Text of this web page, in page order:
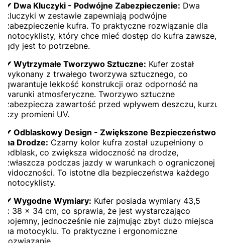
✔ Dwa Kluczyki - Podwójne Zabezpieczenie: Dwa
kluczyki w zestawie zapewniają podwójne
zabezpieczenie kufra. To praktyczne rozwiązanie dla
motocyklisty, który chce mieć dostęp do kufra zawsze,
gdy jest to potrzebne.
✔ Wytrzymałe Tworzywo Sztuczne: Kufer został
wykonany z trwałego tworzywa sztucznego, co
gwarantuje lekkość konstrukcji oraz odporność na
warunki atmosferyczne. Tworzywo sztuczne
zabezpiecza zawartość przed wpływem deszczu, kurzu
czy promieni UV.
✔ Odblaskowy Design - Zwiększone Bezpieczeństwo
na Drodze: Czarny kolor kufra został uzupełniony o
odblask, co zwiększa widoczność na drodze,
zwłaszcza podczas jazdy w warunkach o ograniczonej
widoczności. To istotne dla bezpieczeństwa każdego
motocyklisty.
✔ Wygodne Wymiary: Kufer posiada wymiary 43,5
x 38 x 34 cm, co sprawia, że jest wystarczająco
pojemny, jednocześnie nie zajmując zbyt dużo miejsca
na motocyklu. To praktyczne i ergonomiczne